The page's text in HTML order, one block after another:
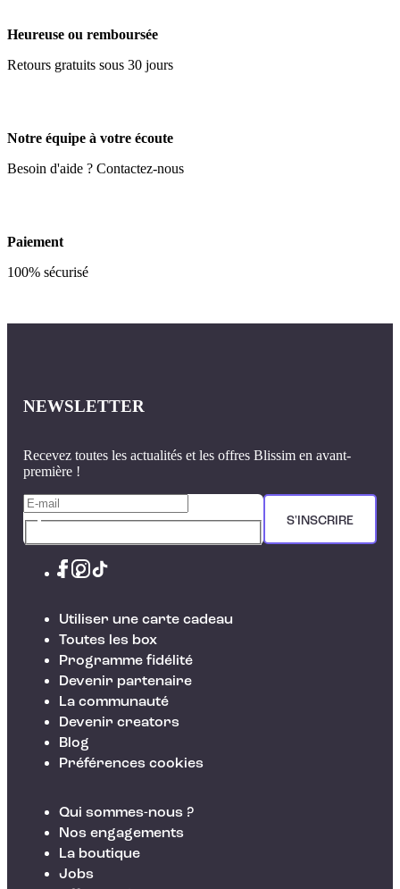
Heureuse ou remboursée
Retours gratuits sous 30 jours
Notre équipe à votre écoute
Besoin d'aide ? Contactez-nous
Paiement
100% sécurisé
NEWSLETTER
Recevez toutes les actualités et les offres Blissim en avant-
première !
S'INSCRIRE
Utiliser une carte cadeau
Toutes les box
Programme fidélité
Devenir partenaire
La communauté
Devenir creators
Blog
Préférences cookies
Qui sommes-nous ?
Nos engagements
La boutique
Jobs